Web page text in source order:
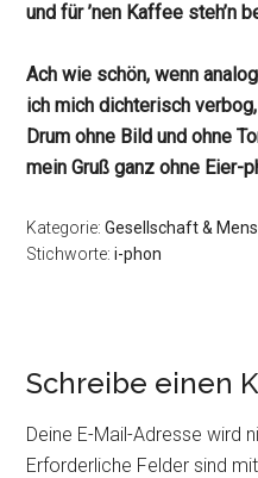
und für ’nen Kaffee steh’n
Ach wie schön, wenn
ich mich dichterisch verbog,
Drum ohne Bild und ohne
mein Gruß ganz ohne Eier-
Kategorie:Gesellschaft &
Stichworte:i-phon
Schreibe einen
Deine E-Mail-Adresse wird
Erforderliche Felder sind